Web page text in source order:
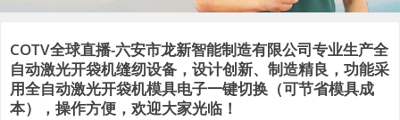
COTV全球直播-六安市龙新智能制造有限公司专业生产全
自动激光开袋机缝纫设备，设计创新、制造精良，功能采
用全自动激光开袋机模具电子一键切换（可节省模具成
本），操作方便，欢迎大家光临！